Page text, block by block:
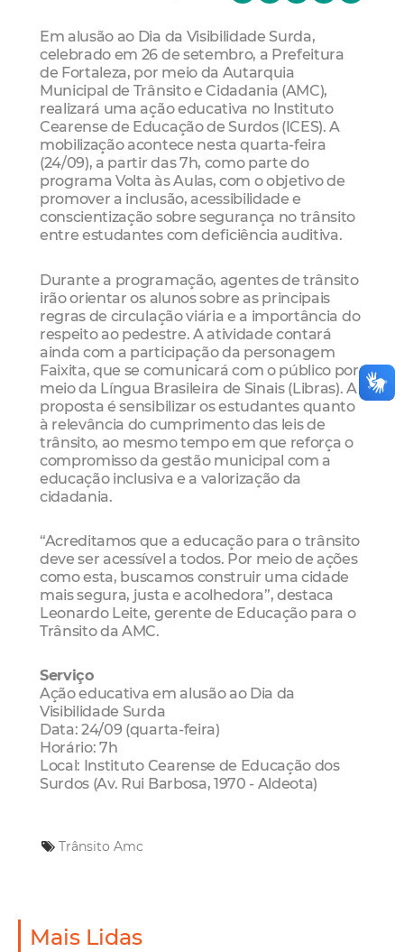
Em alusão ao Dia da Visibilidade Surda,
celebrado em 26 de setembro, a Prefeitura
de Fortaleza, por meio da Autarquia
Municipal de Trânsito e Cidadania (AMC),
realizará uma ação educativa no Instituto
Cearense de Educação de Surdos (ICES). A
mobilização acontece nesta quarta-feira
(24/09), a partir das 7h, como parte do
programa Volta às Aulas, com o objetivo de
promover a inclusão, acessibilidade e
conscientização sobre segurança no trânsito
entre estudantes com deficiência auditiva.
Durante a programação, agentes de trânsito
irão orientar os alunos sobre as principais
regras de circulação viária e a importância do
respeito ao pedestre. A atividade contará
ainda com a participação da personagem
Faixita, que se comunicará com o público por
meio da Língua Brasileira de Sinais (Libras). A
proposta é sensibilizar os estudantes quanto
à relevância do cumprimento das leis de
trânsito, ao mesmo tempo em que reforça o
compromisso da gestão municipal com a
educação inclusiva e a valorização da
cidadania.
“Acreditamos que a educação para o trânsito
deve ser acessível a todos. Por meio de ações
como esta, buscamos construir uma cidade
mais segura, justa e acolhedora”, destaca
Leonardo Leite, gerente de Educação para o
Trânsito da AMC.
Serviço
Ação educativa em alusão ao Dia da
Visibilidade Surda
Data: 24/09 (quarta-feira)
Horário: 7h
Local: Instituto Cearense de Educação dos
Surdos (Av. Rui Barbosa, 1970 - Aldeota)
Trânsito Amc
Mais Lidas